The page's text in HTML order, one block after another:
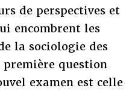
de perspectives et
encombrent les
la sociologie des
question
examen est celle